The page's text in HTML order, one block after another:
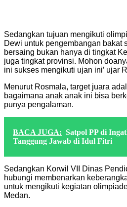
Sedangkan tujuan mengikuti
Dewi untuk pengembangan bakat
bersaing bukan hanya di tingkat
juga tingkat provinsi. Mohon
ini sukses mengikuti ujan ini’ ujar
Menurut Rosmala, target juara
bagaimana anak anak ini bisa
punya pengalaman.
BACA JUGA: Satpol PP di
Tanggung Jawab di Idul Fitri
Sedangkan Korwil VII Dinas
hubungi membenarkan
untuk mengikuti kegiatan
Medan.